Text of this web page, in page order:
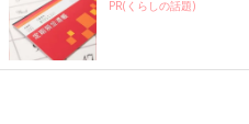
――― 幼児期に性について具体
たら教えてください。
PR(くらしの話題)